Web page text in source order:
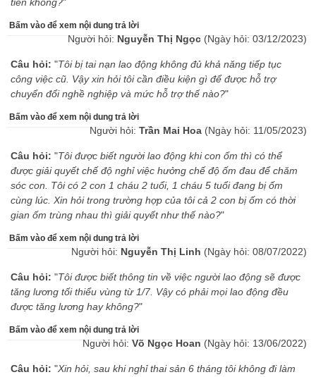
Bấm vào để xem nội dung trả lời
Người hỏi: Nguyễn Thị Ngọc (Ngày hỏi: 03/12/2023)
Câu hỏi: "Tôi bị tai nạn lao động không đủ khả năng tiếp tục
công việc cũ. Vậy xin hỏi tôi cần điều kiện gì để được hỗ trợ
chuyển đổi nghề nghiệp và mức hỗ trợ thế nào?"
Bấm vào để xem nội dung trả lời
Người hỏi: Trần Mai Hoa (Ngày hỏi: 11/05/2023)
Câu hỏi: "Tôi được biết người lao động khi con ốm thì có thể
được giải quyết chế độ nghỉ việc hưởng chế độ ốm đau để chăm
sóc con. Tôi có 2 con 1 cháu 2 tuổi, 1 cháu 5 tuổi đang bị ốm
cùng lúc. Xin hỏi trong trường hợp của tôi cả 2 con bị ốm có thời
gian ốm trùng nhau thì giải quyết như thế nào?"
Bấm vào để xem nội dung trả lời
Người hỏi: Nguyễn Thị Linh (Ngày hỏi: 08/07/2022)
Câu hỏi: "Tôi được biết thông tin về việc người lao động sẽ được
tăng lương tối thiểu vùng từ 1/7. Vậy có phải mọi lao động đều
được tăng lương hay không?"
Bấm vào để xem nội dung trả lời
Người hỏi: Võ Ngọc Hoan (Ngày hỏi: 13/06/2022)
Câu hỏi: "Xin hỏi, sau khi nghỉ thai sản 6 tháng tôi không đi làm